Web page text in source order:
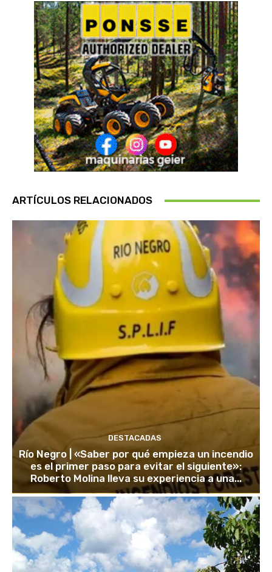
ARTÍCULOS RELACIONADOS
DESTACADAS
Río Negro | «Saber por qué empieza un incendio
es el primer paso para evitar el siguiente»:
Roberto Molina lleva su experiencia a una...